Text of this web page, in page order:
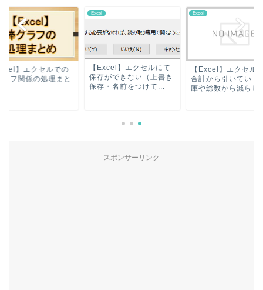
】エクセルでの
ラフ関係の処理まと
Excel
【Excel】エクセルにて
保存ができない（上書き
保存・名前をつけて...
Excel
【Excel】エクセル
合計から引いていく
庫や総数から減らし
スポンサーリンク